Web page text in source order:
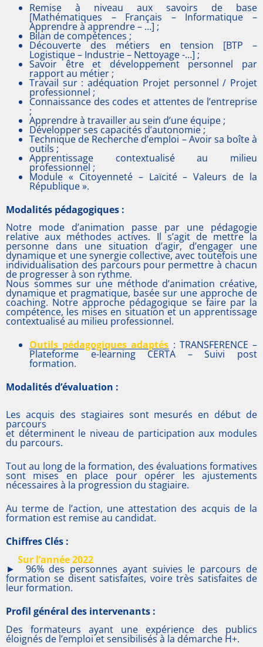
Remise à niveau aux savoirs de base
[Mathématiques – Français – Informatique –
Apprendre à apprendre – …] ;
Bilan de compétences ;
Découverte des métiers en tension [BTP –
Logistique – Industrie – Nettoyage -…] ;
Savoir être et développement personnel par
rapport au métier ;
Travail sur : adéquation Projet personnel / Projet
professionnel ;
Connaissance des codes et attentes de l’entreprise
;
Apprendre à travailler au sein d’une équipe ;
Développer ses capacités d’autonomie ;
Technique de Recherche d’emploi – Avoir sa boîte à
outils ;
Apprentissage contextualisé au milieu
professionnel ;
Module « Citoyenneté – Laïcité – Valeurs de la
République ».
Modalités pédagogiques :
Notre mode d’animation passe par une pédagogie
relative aux méthodes actives. Il s’agit de mettre la
personne dans une situation d’agir, d’engager une
dynamique et une synergie collective, avec toutefois une
individualisation des parcours pour permettre à chacun
de progresser à son rythme.
Nous sommes sur une méthode d’animation créative,
dynamique et pragmatique, basée sur une approche de
coaching. Notre approche pédagogique se faire par la
compétence, les mises en situation et un apprentissage
contextualisé au milieu professionnel.
Outils pédagogiques adaptés : TRANSFERENCE –
Plateforme e-learning CERTA – Suivi post
formation.
Modalités d’évaluation :
Les acquis des stagiaires sont mesurés en début de
parcours
et déterminent le niveau de participation aux modules
du parcours.
Tout au long de la formation, des évaluations formatives
sont mises en place pour opérer les ajustements
nécessaires à la progression du stagiaire.
Au terme de l’action, une attestation des acquis de la
formation est remise au candidat.
Chiffres Clés :
Sur l’année 2022
► 96% des personnes ayant suivies le parcours de
formation se disent satisfaites, voire très satisfaites de
leur formation.
Profil général des intervenants :
Des formateurs ayant une expérience des publics
éloignés de l’emploi et sensibilisés à la démarche H+.